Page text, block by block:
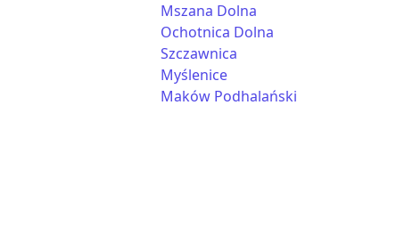
Mszana Dolna
Ochotnica Dolna
Szczawnica
Myślenice
Maków Podhalański